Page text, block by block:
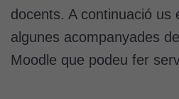
docents. A continuació us
algunes acompanyades
Moodle que podeu fer